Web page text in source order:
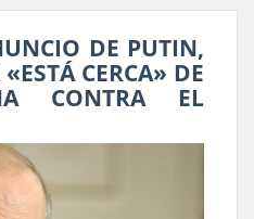
DE PUTIN,
CERCA» DE
CONTRA EL